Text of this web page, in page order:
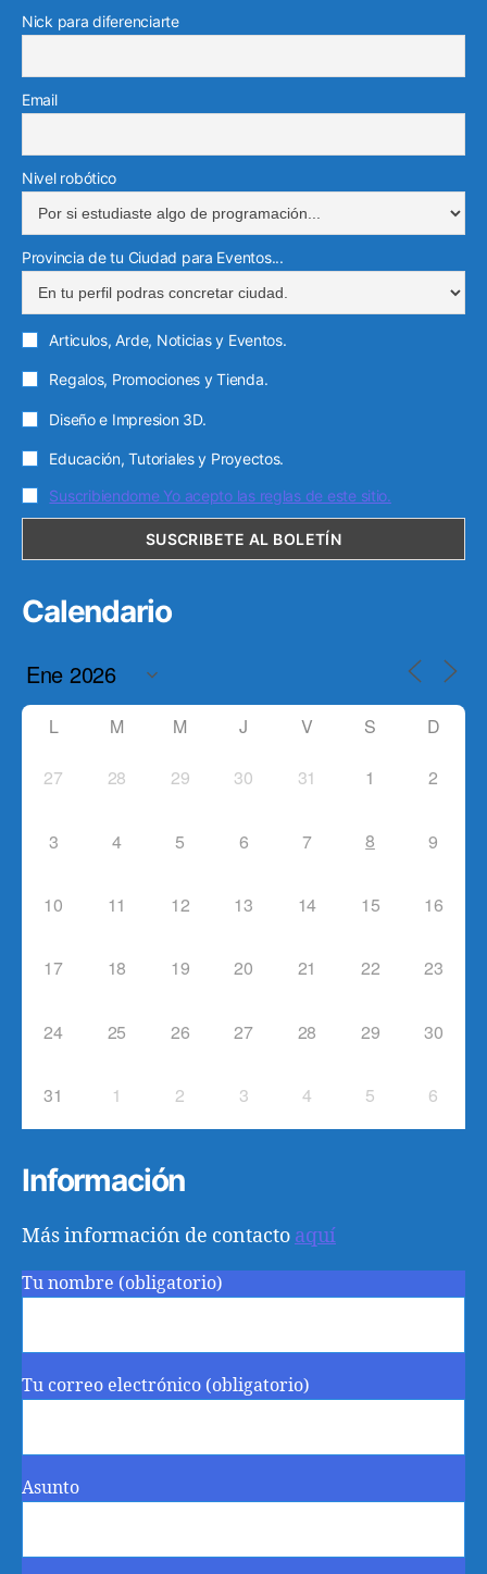
Nick para diferenciarte
Email
Nivel robótico
Provincia de tu Ciudad para Eventos...
Articulos, Arde, Noticias y Eventos.
Regalos, Promociones y Tienda.
Diseño e Impresion 3D.
Educación, Tutoriales y Proyectos.
Suscribiendome Yo acepto las reglas de este sitio.
Calendario
L M M J V S D
27 28 29 30 31 1 2
3 4 5 6 7 8 9
10 11 12 13 14 15 16
17 18 19 20 21 22 23
24 25 26 27 28 29 30
31 1 2 3 4 5 6
Información
Más información de contacto aquí
Tu nombre (obligatorio)
Tu correo electrónico (obligatorio)
Asunto